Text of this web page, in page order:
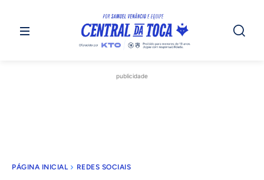
publicidade
PÁGINA INICIAL REDES SOCIAIS